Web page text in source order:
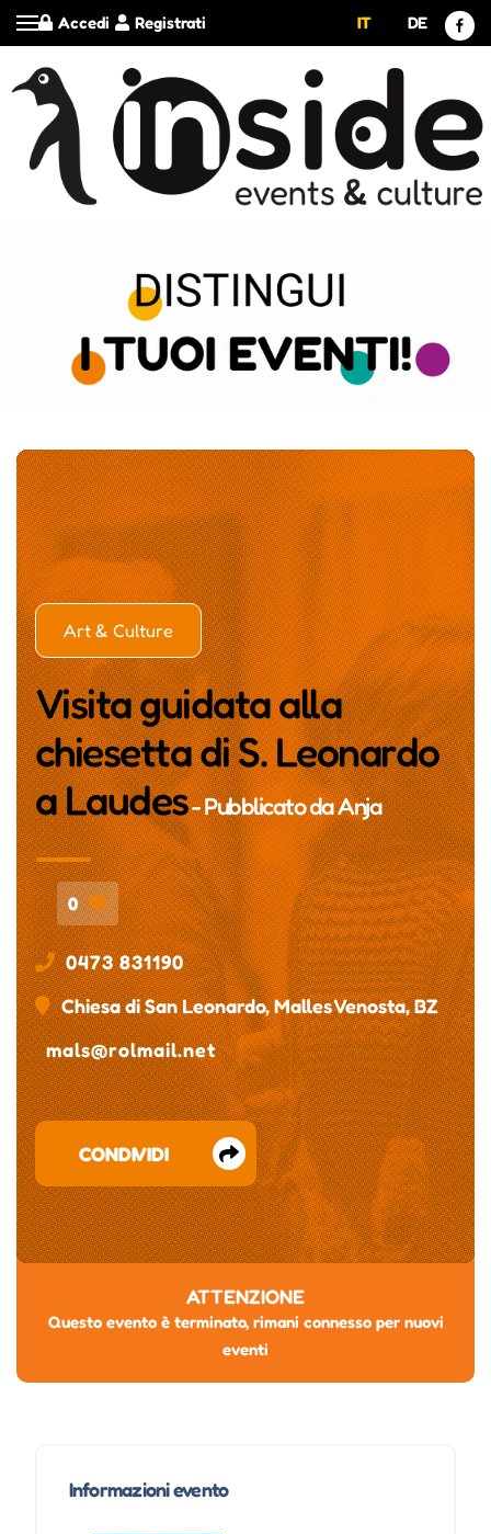
Registrati
Accedi IT DE
Art & Culture
Visita guidata alla
chiesetta di S. Leonardo
a Laudes- Pubblicato daAnja
0
0473 831190
Chiesa di San Leonardo, Malles Venosta, BZ
mals@rolmail.net
CONDIVIDI
ATTENZIONE
Questo evento è terminato, rimani connesso per nuovi
eventi
Informazioni evento